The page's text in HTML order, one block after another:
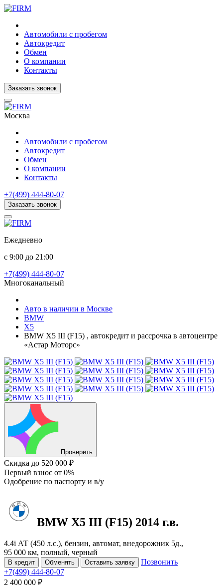
Автомобили с пробегом
Автокредит
Обмен
О компании
Контакты
Заказать звонок
Москва
Автомобили с пробегом
Автокредит
Обмен
О компании
Контакты
+7(499) 444-80-07
Заказать звонок
Ежедневно
с 9:00 до 21:00
+7(499) 444-80-07
Многоканальный
Авто в наличии в Москве
BMW
X5
BMW X5 III (F15) , автокредит и рассрочка в автоцентре
«Астар Моторс»
Проверить
Скидка до 520 000 ₽
Первый взнос от 0%
Одобрение по паспорту и в/у
BMW X5 III (F15) 2014 г.в.
4.4i АТ (450 л.с.), бензин, автомат, внедорожник 5д.,
95 000 км, полный, черный
В кредит Обменять Оставить заявку
Позвонить
+7(499) 444-80-07
2 400 000 ₽